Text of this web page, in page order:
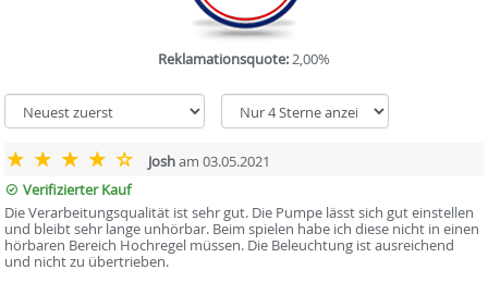
Reklamationsquote:2,00%
Josham 03.05.2021
Verifizierter Kauf
Die Verarbeitungsqualität ist sehr gut. Die Pumpe lässt sich gut einstellen
und bleibt sehr lange unhörbar. Beim spielen habe ich diese nicht in einen
hörbaren Bereich Hochregel müssen. Die Beleuchtung ist ausreichend
und nicht zu übertrieben.